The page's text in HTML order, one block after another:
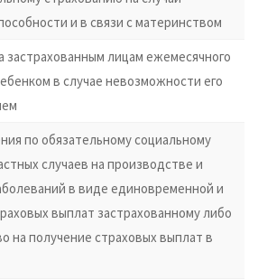
и в связи с материнством
застрахованным лицам ежемесячного
в случае невозможности его
по обязательному социальному
случаев на производстве и
в виде единовременной и
выплат застрахованному либо
на получение страховых выплат в